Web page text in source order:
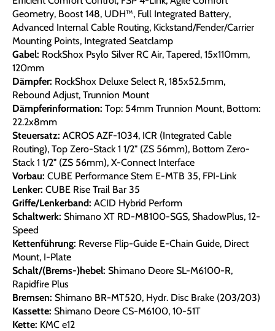
Geometry, Boost 148, UDH™, Full Integrated Battery,
Advanced Internal Cable Routing, Kickstand/Fender/Carrier
Mounting Points, Integrated Seatclamp
Gabel: RockShox Psylo Silver RC Air, Tapered, 15x110mm,
120mm
Dämpfer: RockShox Deluxe Select R, 185x52.5mm,
Rebound Adjust, Trunnion Mount
Dämpferinformation: Top: 54mm Trunnion Mount, Bottom:
22.2x8mm
Steuersatz: ACROS AZF-1034, ICR (Integrated Cable
Routing), Top Zero-Stack 1 1/2" (ZS 56mm), Bottom Zero-
Stack 1 1/2" (ZS 56mm), X-Connect Interface
Vorbau: CUBE Performance Stem E-MTB 35, FPI-Link
Lenker: CUBE Rise Trail Bar 35
Griffe/Lenkerband: ACID Hybrid Perform
Schaltwerk: Shimano XT RD-M8100-SGS, ShadowPlus, 12-
Speed
Kettenführung: Reverse Flip-Guide E-Chain Guide, Direct
Mount, I-Plate
Schalt/(Brems-)hebel: Shimano Deore SL-M6100-R,
Rapidfire Plus
Bremsen: Shimano BR-MT520, Hydr. Disc Brake (203/203)
Kassette: Shimano Deore CS-M6100, 10-51T
Kette: KMC e12